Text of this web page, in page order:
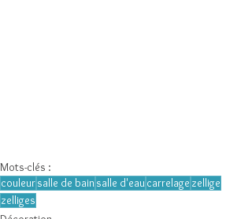
Mots-clés :
couleursalle de bain salle d'eau carrelage zellige
zelliges